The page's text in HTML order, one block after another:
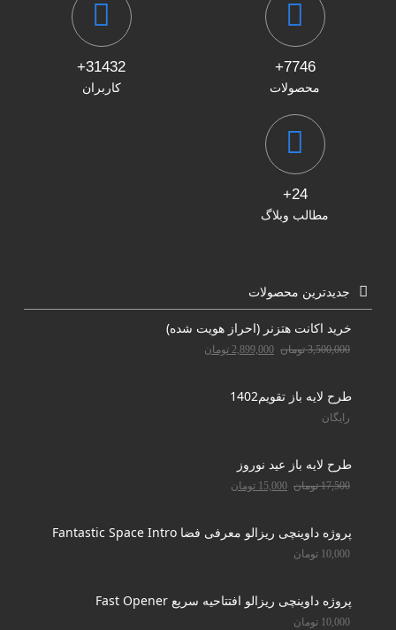
7746+
محصولات
31432+
کاربران
24+
مطالب وبلاگ
جدیدترین محصولات
خرید اکانت هتزنر (احراز هویت شده)
3,500,000 تومان 2,899,000 تومان
طرح لایه باز تقویم1402
رایگان
طرح لایه باز عید نوروز
17,500 تومان 15,000 تومان
پروژه داوینچی ریزالو معرفی فضا Fantastic Space Intro
10,000 تومان
پروژه داوینچی ریزالو افتتاحیه سریع Fast Opener
10,000 تومان